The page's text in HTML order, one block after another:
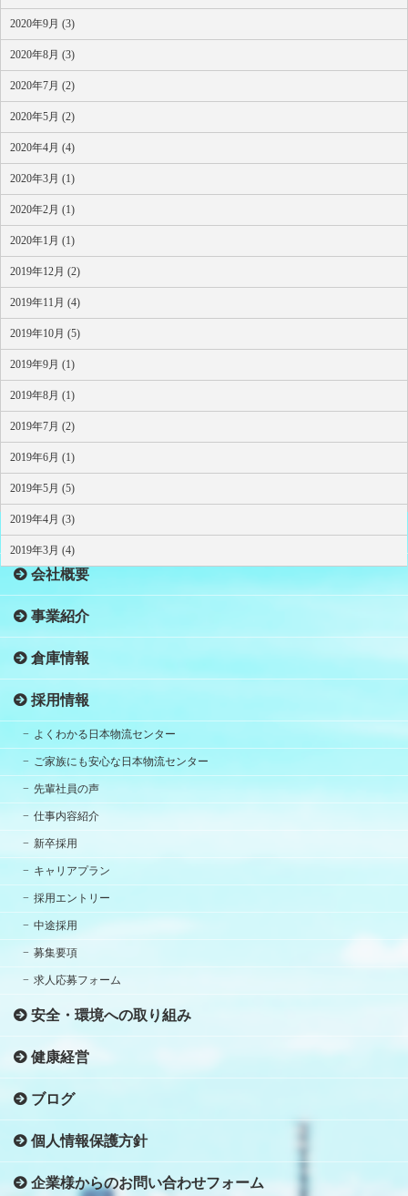
2020年9月 (3)
2020年8月 (3)
2020年7月 (2)
2020年5月 (2)
2020年4月 (4)
2020年3月 (1)
2020年2月 (1)
2020年1月 (1)
2019年12月 (2)
2019年11月 (4)
2019年10月 (5)
2019年9月 (1)
2019年8月 (1)
2019年7月 (2)
2019年6月 (1)
2019年5月 (5)
2019年4月 (3)
2019年3月 (4)
HOME
会社概要
事業紹介
倉庫情報
採用情報
よくわかる日本物流センター
ご家族にも安心な日本物流センター
先輩社員の声
仕事内容紹介
新卒採用
キャリアプラン
採用エントリー
中途採用
募集要項
求人応募フォーム
安全・環境への取り組み
健康経営
ブログ
個人情報保護方針
企業様からのお問い合わせフォーム